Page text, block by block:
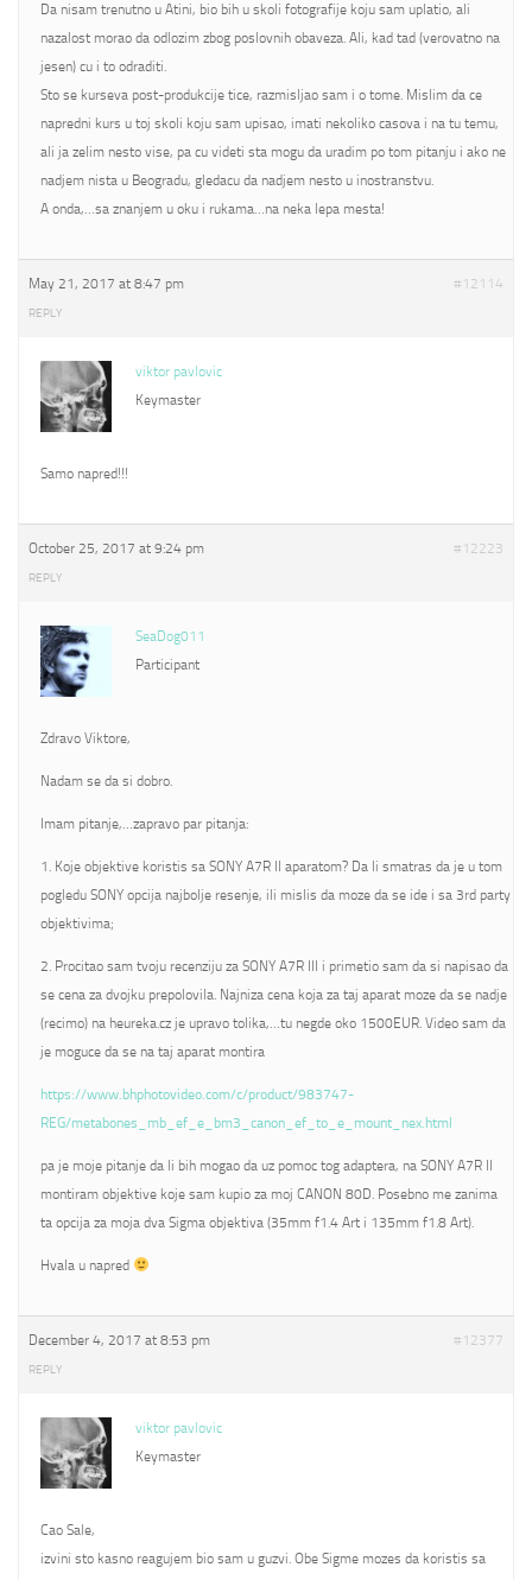
Da nisam trenutno u Atini, bio bih u skoli fotografije koju sam uplatio, ali
nazalost morao da odlozim zbog poslovnih obaveza. Ali, kad tad (verovatno na
jesen) cu i to odraditi.
Sto se kurseva post-produkcije tice, razmisljao sam i o tome. Mislim da ce
napredni kurs u toj skoli koju sam upisao, imati nekoliko casova i na tu temu,
ali ja zelim nesto vise, pa cu videti sta mogu da uradim po tom pitanju i ako ne
nadjem nista u Beogradu, gledacu da nadjem nesto u inostranstvu.
A onda,…sa znanjem u oku i rukama…na neka lepa mesta!
May 21, 2017 at 8:47 pm #12114
REPLY
viktor pavlovic
Keymaster
Samo napred!!!
October 25, 2017 at 9:24 pm #12223
REPLY
SeaDog011
Participant
Zdravo Viktore,
Nadam se da si dobro.
Imam pitanje,…zapravo par pitanja:
1. Koje objektive koristis sa SONY A7R II aparatom? Da li smatras da je u tom
pogledu SONY opcija najbolje resenje, ili mislis da moze da se ide i sa 3rd party
objektivima;
2. Procitao sam tvoju recenziju za SONY A7R III i primetio sam da si napisao da
se cena za dvojku prepolovila. Najniza cena koja za taj aparat moze da se nadje
(recimo) na heureka.cz je upravo tolika,…tu negde oko 1500EUR. Video sam da
je moguce da se na taj aparat montira
https://www.bhphotovideo.com/c/product/983747-
REG/metabones_mb_ef_e_bm3_canon_ef_to_e_mount_nex.html
pa je moje pitanje da li bih mogao da uz pomoc tog adaptera, na SONY A7R II
montiram objektive koje sam kupio za moj CANON 80D. Posebno me zanima
ta opcija za moja dva Sigma objektiva (35mm f1.4 Art i 135mm f1.8 Art).
Hvala u napred
December 4, 2017 at 8:53 pm #12377
REPLY
viktor pavlovic
Keymaster
Cao Sale,
izvini sto kasno reagujem bio sam u guzvi. Obe Sigme mozes da koristis sa